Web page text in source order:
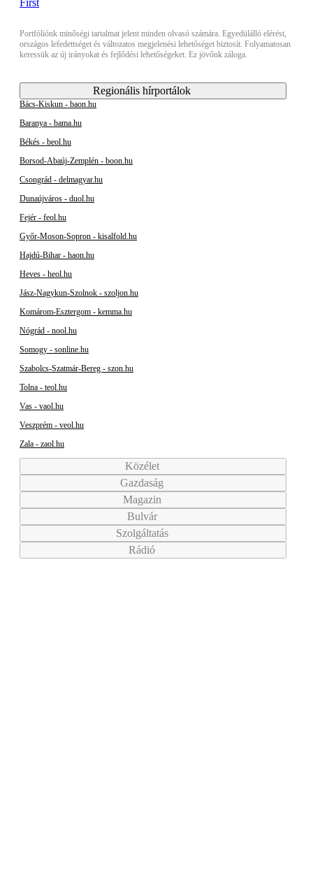
Portfóliónk minőségi tartalmat jelent minden olvasó számára. Egyedülálló elérést,
országos lefedettséget és változatos megjelenési lehetőséget biztosít. Folyamatosan
keressük az új irányokat és fejlődési lehetőségeket. Ez jövőnk záloga.
Regionális hírportálok
Bács-Kiskun - baon.hu
Baranya - bama.hu
Békés - beol.hu
Borsod-Abaúj-Zemplén - boon.hu
Csongrád - delmagyar.hu
Dunaújváros - duol.hu
Fejér - feol.hu
Győr-Moson-Sopron - kisalfold.hu
Hajdú-Bihar - haon.hu
Heves - heol.hu
Jász-Nagykun-Szolnok - szoljon.hu
Komárom-Esztergom - kemma.hu
Nógrád - nool.hu
Somogy - sonline.hu
Szabolcs-Szatmár-Bereg - szon.hu
Tolna - teol.hu
Vas - vaol.hu
Veszprém - veol.hu
Zala - zaol.hu
Közélet
Gazdaság
Magazin
Bulvár
Szolgáltatás
Rádió